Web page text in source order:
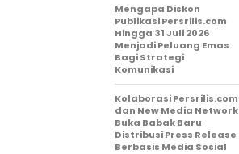
Mengapa Diskon
Publikasi Persrilis.com
Hingga 31 Juli 2026
Menjadi Peluang Emas
Bagi Strategi
Komunikasi
Kolaborasi Persrilis.com
dan New Media Network
Buka Babak Baru
Distribusi Press Release
Berbasis Media Sosial